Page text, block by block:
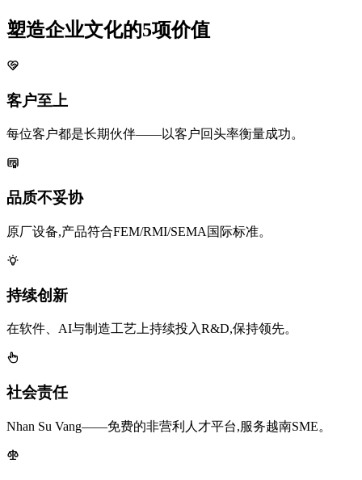
塑造企业文化的5项价值
客户至上
每位客户都是长期伙伴——以客户回头率衡量成功。
品质不妥协
原厂设备,产品符合FEM/RMI/SEMA国际标准。
持续创新
在软件、AI与制造工艺上持续投入R&D,保持领先。
社会责任
Nhan Su Vang——免费的非营利人才平台,服务越南SME。